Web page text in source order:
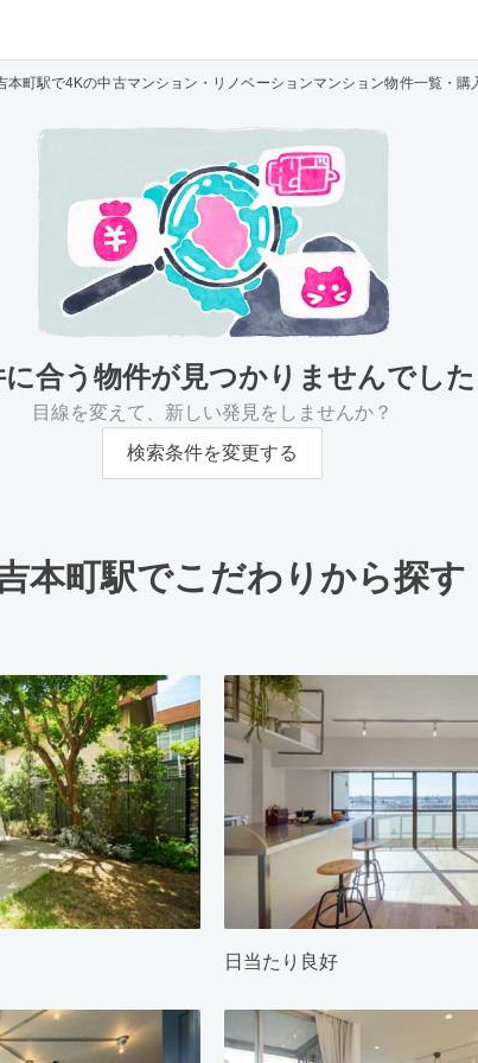
本町駅で4Kの中古マンション・リノベーションマンション物件一覧・購
に合う物件が見つかりませんでした
目線を変えて、新しい発見をしませんか？
検索条件を変更する
本町駅でこだわりから探す
日当たり良好